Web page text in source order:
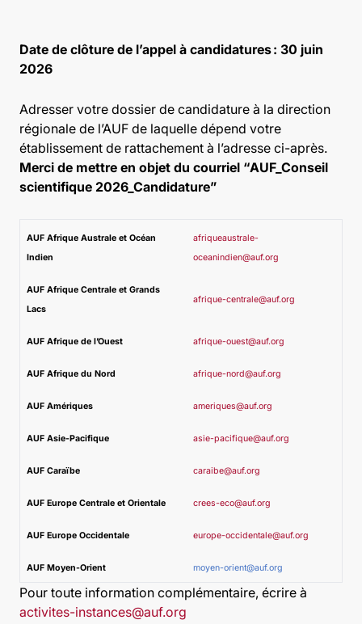
Date de clôture de l’appel à candidatures : 30 juin
2026
Adresser votre dossier de candidature à la direction
régionale de l’AUF de laquelle dépend votre
établissement de rattachement à l’adresse ci-après.
Merci de mettre en objet du courriel “AUF_Conseil
scientifique 2026_Candidature”
AUF Afrique Australe et Océan
Indien
afriqueaustrale-
oceanindien@auf.org
AUF Afrique Centrale et Grands
Lacs
afrique-centrale@auf.org
AUF Afrique de l’Ouest afrique-ouest@auf.org
AUF Afrique du Nord afrique-nord@auf.org
AUF Amériques ameriques@auf.org
AUF Asie-Pacifique asie-pacifique@auf.org
AUF Caraïbe caraibe@auf.org
AUF Europe Centrale et Orientale crees-eco@auf.org
AUF Europe Occidentale europe-occidentale@auf.org
AUF Moyen-Orient moyen-orient@auf.org
Pour toute information complémentaire, écrire à
activites-instances@auf.org